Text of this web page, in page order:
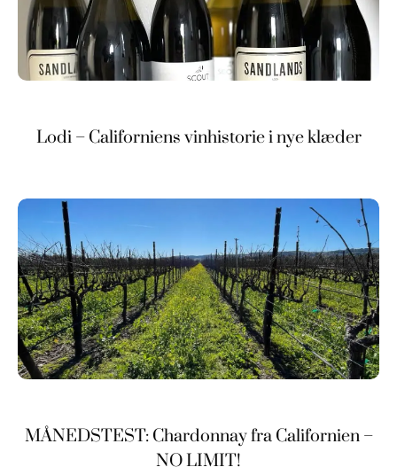
Lodi – Californiens vinhistorie i nye klæder
MÅNEDSTEST: Chardonnay fra Californien –
NO LIMIT!